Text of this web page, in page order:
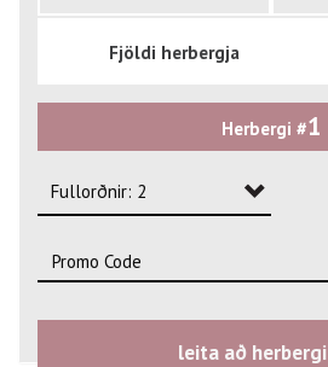
Fjöldi herbergja
Herbergi #1
Fullorðnir: 2
Fullorðnir: 2
leita að herbergi